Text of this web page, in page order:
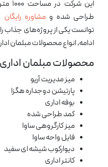
آرشیو
این
طراحی شده ومشاوره
توانست یکی از پروژه‌های جذاب
ادامه، انواع محصولات مبلمان
محصولات مبلمان
میز مدیریتآریو
پارتیشن دوجدارههگزا
بوفه اداری
کمدطراحی شده
میز کارگروهیساوا
فایل واحه ساوا
دیوارکوبشیشه ای سفید
کانتر اداری